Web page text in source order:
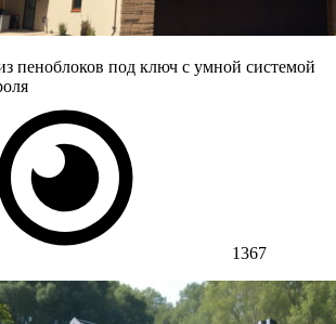
пеноблоков под ключ с умной системой
1367